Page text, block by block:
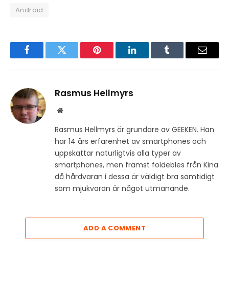
Android
FacebookTwitter Pinterest LinkedInTumblr Email
Rasmus Hellmyrs
Website
Rasmus Hellmyrs är grundare av GEEKEN. Han
har 14 års erfarenhet av smartphones och
uppskattar naturligtvis alla typer av
smartphones, men främst foldebles från Kina
då hårdvaran i dessa är väldigt bra samtidigt
som mjukvaran är något utmanande.
ADD A COMMENT